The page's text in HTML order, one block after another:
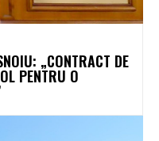
„CONTRACT DE
PENTRU O